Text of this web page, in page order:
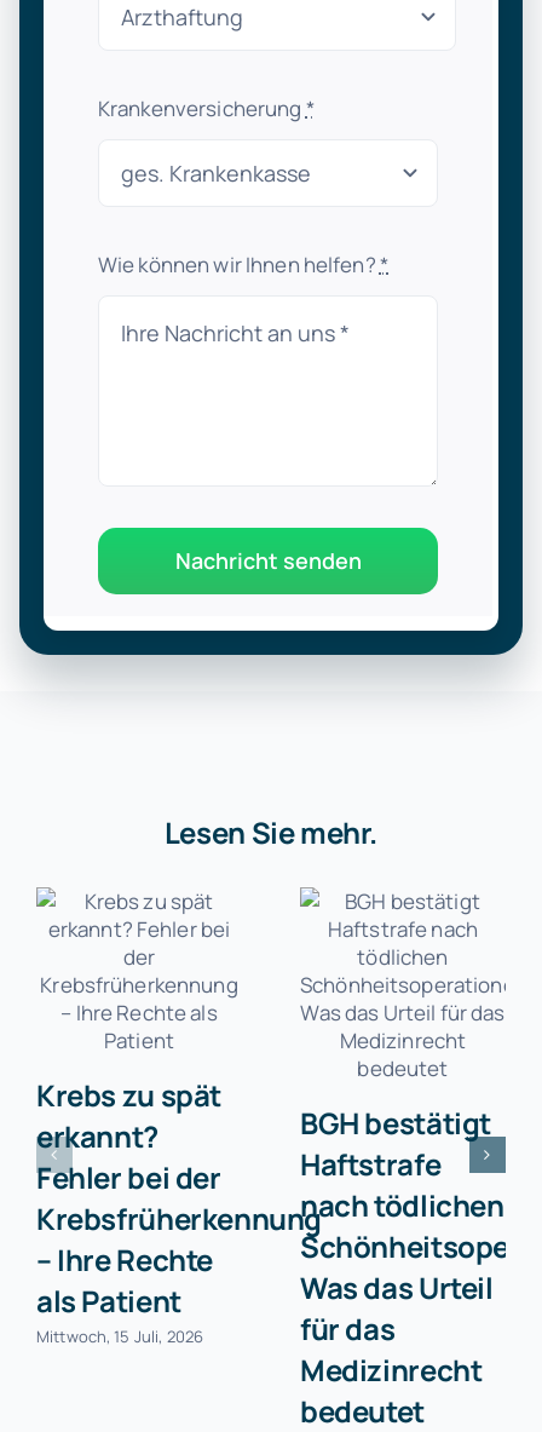
Krankenversicherung *
Wie können wir Ihnen helfen?*
Nachricht senden
Lesen Sie mehr.
Krebs zu spät
erkannt?
Fehler bei der
Krebsfrüherkennung
– Ihre Rechte
als Patient
Mittwoch, 15 Juli, 2026
BGH bestätigt
Haftstrafe
nach tödlichen
Was das Urteil
für das
Medizinrecht
bedeutet